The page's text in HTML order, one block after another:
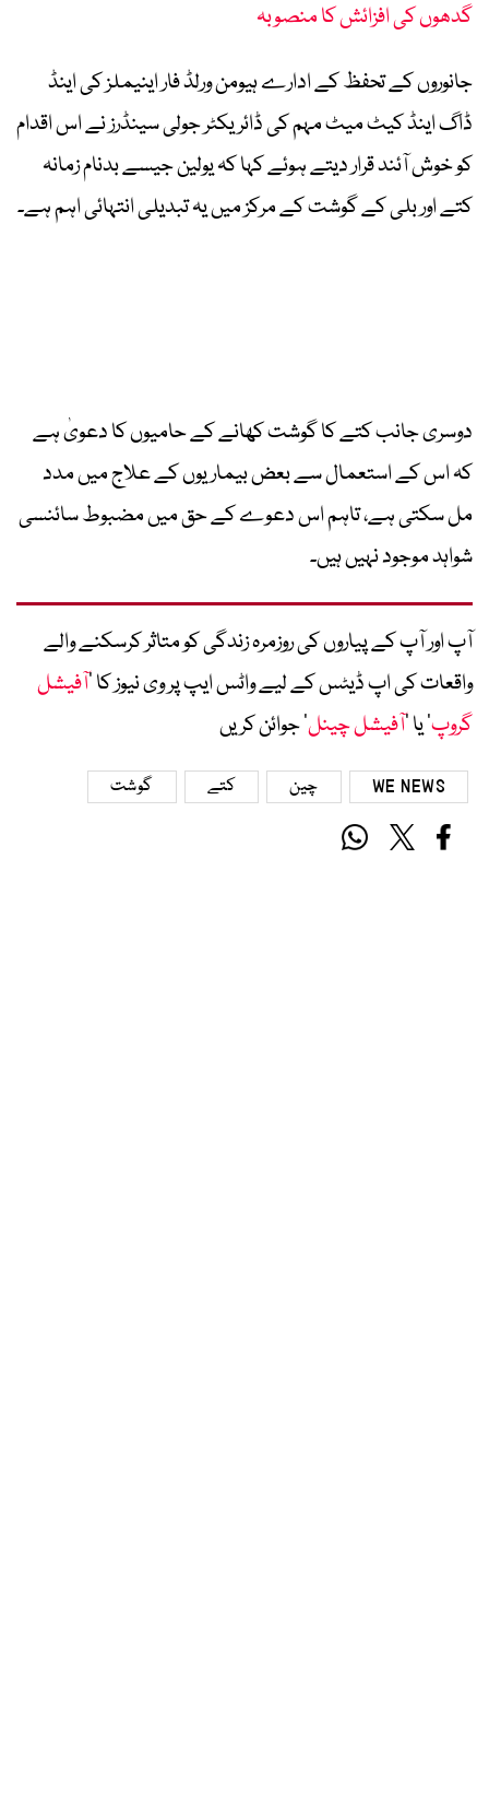
گدھوں کی افزائش کا منصوبہ
جانوروں کے تحفظ کے ادارے ہیومن ورلڈ فار اینیملز کی اینڈ
ڈاگ اینڈ کیٹ میٹ مہم کی ڈائریکٹر جولی سینڈرز نے اس اقدام
کو خوش آئند قرار دیتے ہوئے کہا کہ یولین جیسے بدنام زمانہ
کتے اور بلی کے گوشت کے مرکز میں یہ تبدیلی انتہائی اہم ہے۔
دوسری جانب کتے کا گوشت کھانے کے حامیوں کا دعویٰ ہے
کہ اس کے استعمال سے بعض بیماریوں کے علاج میں مدد
مل سکتی ہے، تاہم اس دعوے کے حق میں مضبوط سائنسی
شواہد موجود نہیں ہیں۔
آپ اور آپ کے پیاروں کی روزمرہ زندگی کو متاثر کرسکنے والے
واقعات کی اپ ڈیٹس کے لیے واٹس ایپ پر وی نیوز کا ’آفیشل
گروپ‘ یا ’آفیشل چینل‘ جوائن کریں
WE NEWS چین کتے گوشت